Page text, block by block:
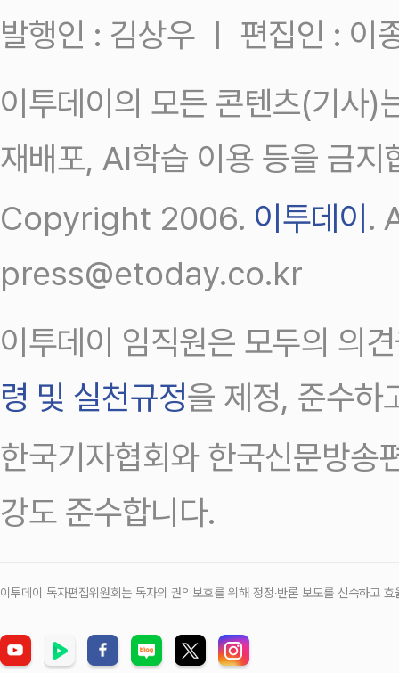
발행인 : 김상우 ㅣ 편집인 : 이
이투데이의 모든 콘텐츠(기사)
재배포, AI학습 이용 등을 금지
Copyright 2006. 이투데이.
press@etoday.co.kr
이투데이 임직원은 모두의 의
령 및 실천규정을 제정, 준수하
한국기자협회와 한국신문방송
강도 준수합니다.
이투데이 독자편집위원회는 독자의 권익보호를 위해 정정‧반론 보도를 신속하고